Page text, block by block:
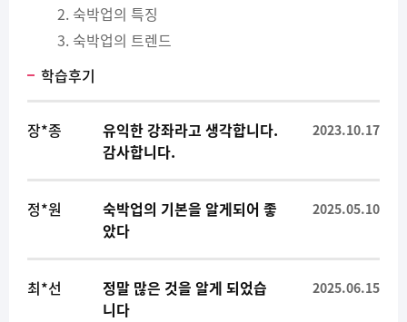
숙박업의 특징
숙박업의 트렌드
학습후기
장*종
유익한 강좌라고 생각합니다.
감사합니다.
2023.10.17
정*원
숙박업의 기본을 알게되어 좋
았다
2025.05.10
최*선
정말 많은 것을 알게 되었습
니다
2025.06.15